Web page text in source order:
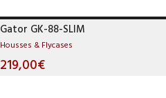
Gator GK-88-SLIM
Housses & Flycases
219,00€